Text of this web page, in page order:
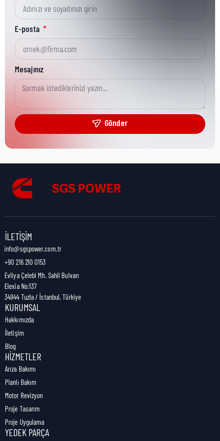
Kısa Parça No:
Ürün Grubu:
Ürün Kategorisi:
Nakliye Yüksekliği:
Nakliye Uzunluğu:
Nakliye Ağırlığı:
E-posta
Mesajınız
Gönder
İLETIŞIM
info@sgspower.com.tr
+90 216 210 0153
Evliya Çelebi Mh. Sahil Bulvarı
Elexia No:137
34944 Tuzla / İstanbul, Türkiye
KURUMSAL
Hakkımızda
İletişim
Blog
HIZMETLER
Arıza Bakımı
Planlı Bakım
Motor Revizyon
Proje Tasarım
Proje Uygulama
YEDEK PARÇA